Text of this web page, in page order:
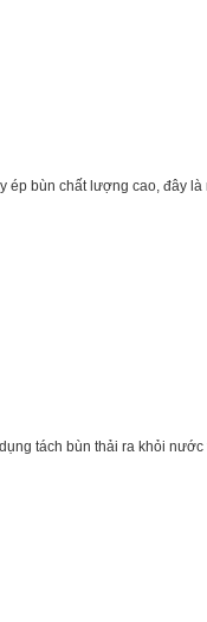
ép bùn chất lượng cao, đây là
tách bùn thải ra khỏi